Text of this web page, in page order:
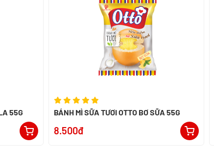
55G BÁNH MÌ SỮA TƯƠI OTTO BƠ SỮA 55G
8.500đ